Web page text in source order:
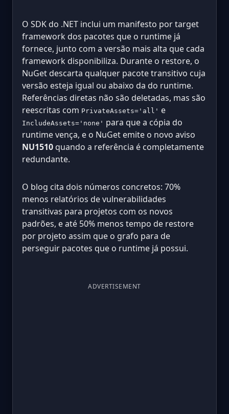
O SDK do .NET inclui um manifesto por target
framework dos pacotes que o runtime já
fornece, junto com a versão mais alta que cada
framework disponibiliza. Durante o restore, o
NuGet descarta qualquer pacote transitivo cuja
versão esteja igual ou abaixo da do runtime.
Referências diretas não são deletadas, mas são
reescritas com PrivateAssets='all' e
IncludeAssets='none' para que a cópia do
runtime vença, e o NuGet emite o novo aviso
NU1510 quando a referência é completamente
redundante.
O blog cita dois números concretos: 70%
menos relatórios de vulnerabilidades
transitivas para projetos com os novos
padrões, e até 50% menos tempo de restore
por projeto assim que o grafo para de
perseguir pacotes que o runtime já possui.
ADVERTISEMENT